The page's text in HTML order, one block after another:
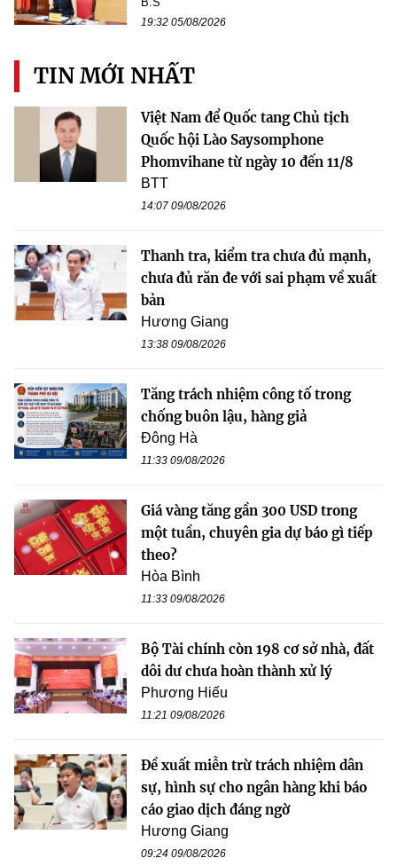
19:32 05/08/2026
TIN MỚI NHẤT
Việt Nam để Quốc tang Chủ tịch
Quốc hội Lào Saysomphone
Phomvihane từ ngày 10 đến 11/8
BTT
14:07 09/08/2026
Thanh tra, kiểm tra chưa đủ mạnh,
chưa đủ răn đe với sai phạm về xuất
bản
Hương Giang
13:38 09/08/2026
Tăng trách nhiệm công tố trong
chống buôn lậu, hàng giả
Đông Hà
11:33 09/08/2026
Giá vàng tăng gần 300 USD trong
một tuần, chuyên gia dự báo gì tiếp
theo?
Hòa Bình
11:33 09/08/2026
Bộ Tài chính còn 198 cơ sở nhà, đất
dôi dư chưa hoàn thành xử lý
Phương Hiếu
11:21 09/08/2026
Đề xuất miễn trừ trách nhiệm dân
sự, hình sự cho ngân hàng khi báo
cáo giao dịch đáng ngờ
Hương Giang
09:24 09/08/2026